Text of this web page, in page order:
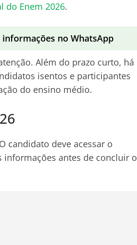
do Enem 2026.
informações no WhatsApp
Além do prazo curto, há
isentos e participantes
do ensino médio.
candidato deve acessar o
antes de concluir o